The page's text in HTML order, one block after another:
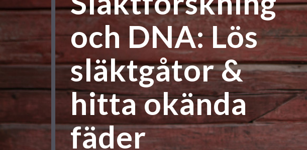
och DNA: Lös
släktgåtor &
hitta okända
fäder